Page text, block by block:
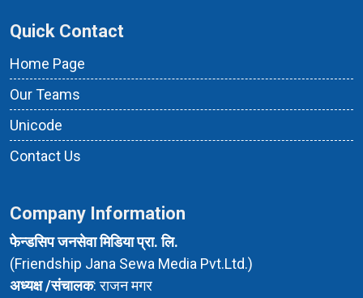
Quick Contact
Home Page
Our Teams
Unicode
Contact Us
Company Information
फेन्डसिप जनसेवा मिडिया प्रा. लि.
(Friendship Jana Sewa Media Pvt.Ltd.)
अध्यक्ष /संचालक: राजन मगर